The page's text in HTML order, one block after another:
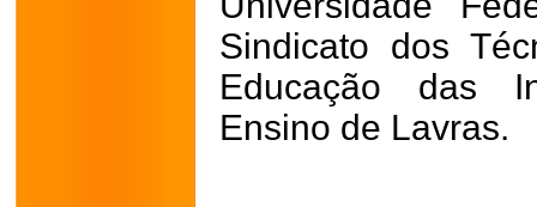
Sindicato dos
Educação das
Ensino de Lavras.